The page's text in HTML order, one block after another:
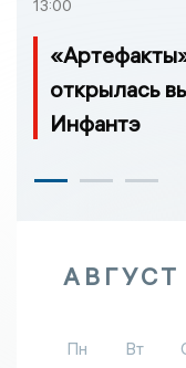
13:00
открылась
Инфантэ
АВГУСТ
Пн Вт